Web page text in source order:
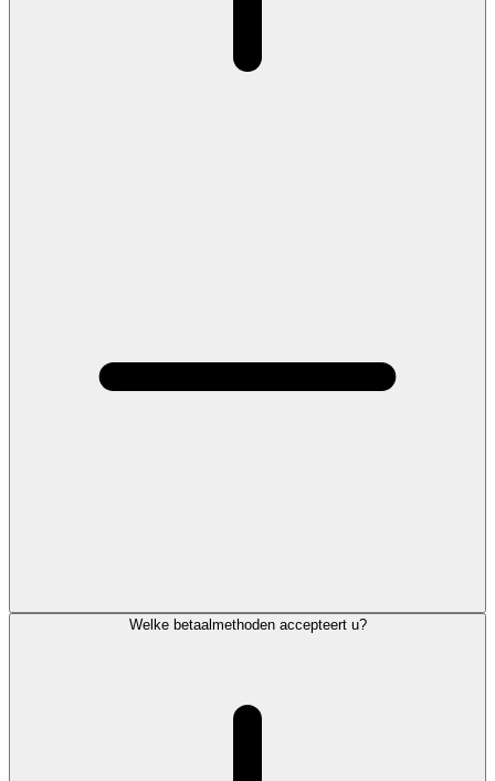
Welke betaalmethoden accepteert u?